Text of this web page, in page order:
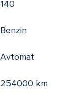
140
Benzin
Avtomat
254000 km